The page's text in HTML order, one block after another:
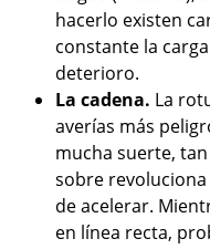
hacerlo existen
constante la
deterioro.
La cadena. La
averías más
mucha suerte,
sobre
de acelerar.
en línea recta,